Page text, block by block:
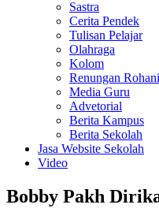
Sastra
Cerita Pendek
Tulisan Pelajar
Olahraga
Kolom
Renungan Rohani
Media Guru
Advetorial
Berita Kampus
Berita Sekolah
Jasa Website Sekolah
Video
Bobby Pakh